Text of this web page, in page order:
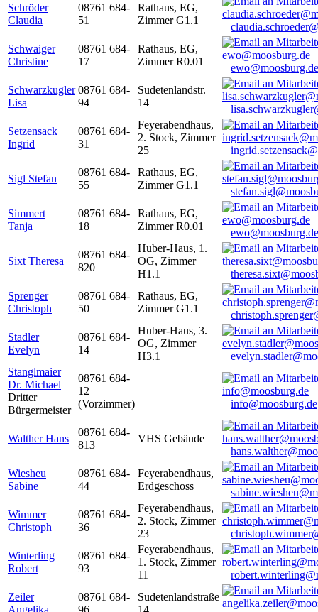
Schröder
Claudia
08761 684-
51
Rathaus, EG,
Zimmer G1.1
Schwaiger
Christine
08761 684-
17
Rathaus, EG,
Zimmer R0.01
ewo@moosburg.de
Schwarzkugler
Lisa
08761 684-
94
Sudetenlandstr.
14
Setzensack
Ingrid
08761 684-
31
Feyerabendhaus,
2. Stock, Zimmer
25
Sigl Stefan
08761 684-
55
Rathaus, EG,
Zimmer G1.1
Simmert
Tanja
08761 684-
18
Rathaus, EG,
Zimmer R0.01
ewo@moosburg.de
Sixt Theresa
08761 684-
820
Huber-Haus, 1.
OG, Zimmer
H1.1
Sprenger
Christoph
08761 684-
50
Rathaus, EG,
Zimmer G1.1
Stadler
Evelyn
08761 684-
14
Huber-Haus, 3.
OG, Zimmer
H3.1
Stanglmaier
Dr. Michael
Dritter
Bürgermeister
08761 684-
12
(Vorzimmer)
info@moosburg.de
Walther Hans
08761 684-
813
VHS Gebäude
Wiesheu
Sabine
08761 684-
44
Feyerabendhaus,
Erdgeschoss
Wimmer
Christoph
08761 684-
36
Feyerabendhaus,
2. Stock, Zimmer
23
Winterling
Robert
08761 684-
93
Feyerabendhaus,
1. Stock, Zimmer
11
Zeiler
Angelika
08761 684-
96
Sudetenlandstraße
14